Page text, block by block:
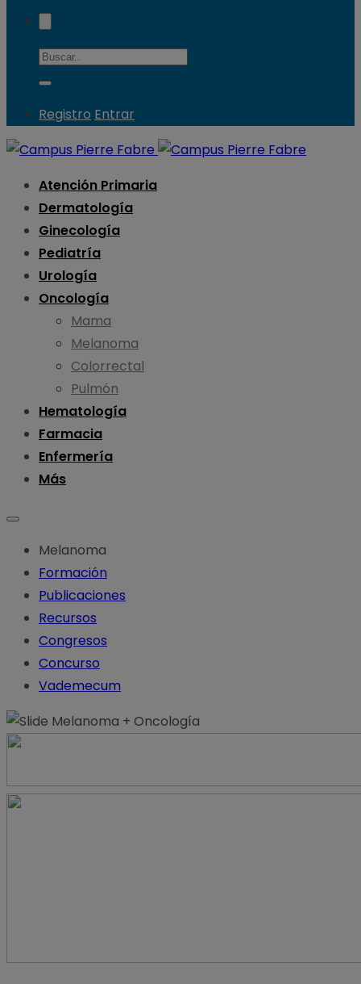
Registro Entrar
Atención Primaria
Dermatología
Ginecología
Pediatría
Urología
Oncología
Mama
Melanoma
Colorrectal
Pulmón
Hematología
Farmacia
Enfermería
Más
Melanoma
Formación
Publicaciones
Recursos
Congresos
Concurso
Vademecum
Melanoma + Oncología